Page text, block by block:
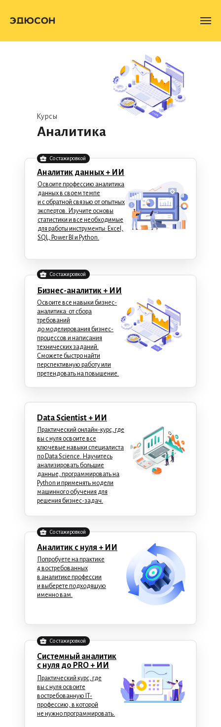
Аналитика
Курсы
Системный аналитик
с нуля до PRO + ИИ
Практический курс, где
вы с нуля освоите
востребованную IT-
профессию, в которой
не нужно программировать.
Со стажировкой
Аналитик с нуля + ИИ
Попробуете на практике
4 востребованных
в аналитике профессии
и выберете подходящую
именно вам.
Со стажировкой
Data Scientist + ИИ
Практический онлайн-курс, где
вы с нуля освоите все
ключевые навыки специалиста
по Data Science. Научитесь
анализировать большие
данные, программировать на
Python и применять модели
машинного обучения для
решения бизнес-задач.
Бизнес-аналитик + ИИ
Освоите все навыки бизнес-
аналитика: от сбора
требований
до моделирования бизнес-
процессов и написания
технических заданий.
Сможете быстро найти
перспективную работу или
претендовать на повышение.
Со стажировкой
Аналитик данных + ИИ
Освоите профессию аналитика
данных в своем темпе
и с обратной связью от опытных
экспертов. Изучите основы
статистики и все необходимые
для работы инструменты: Excel,
SQL, Power BI и Python.
Со стажировкой